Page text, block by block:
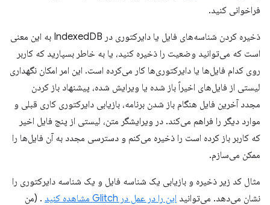
فراخوانی کنید.
ذخیره کردن شناسه‌های فایل یا دایرکتوری در IndexedDB به این معنی
است که می‌توانید وضعیت را ذخیره کنید، یا به خاطر بسپارید که کاربر
روی کدام فایل‌ها یا دایرکتوری‌ها کار می‌کرده است. این امر امکان نگهداری
لیستی از فایل‌های اخیراً باز شده یا ویرایش شده، پیشنهاد باز کردن
مجدد آخرین فایل هنگام باز شدن برنامه، بازیابی دایرکتوری کاری قبلی و
موارد دیگر را فراهم می‌کند. در ویرایشگر متن، لیستی از پنج فایل اخیر
که کاربر باز کرده است را ذخیره می‌کنم و دسترسی مجدد به آن فایل‌ها را
ممکن می‌سازم.
مثال کد زیر ذخیره و بازیابی یک شناسه فایل و یک شناسه دایرکتوری را
نشان می‌دهد. می‌توانید این را در عمل در Glitch مشاهده کنید
. (من